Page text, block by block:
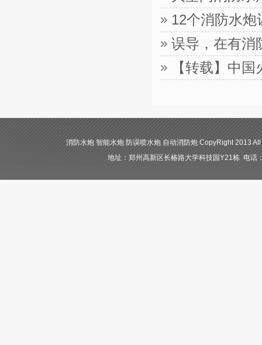
12个消防水
误导，在有消
【转载】中
消防水炮 智能水炮 防误喷水炮 自动消防炮 CopyRight 2013
地址：郑州高新区长椿路大学科技园Y21栋 电